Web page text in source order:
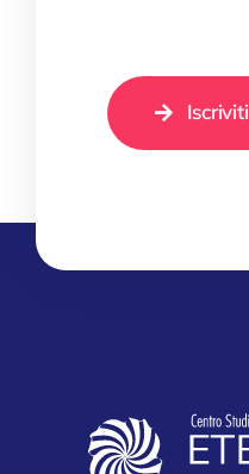
Iscriviti